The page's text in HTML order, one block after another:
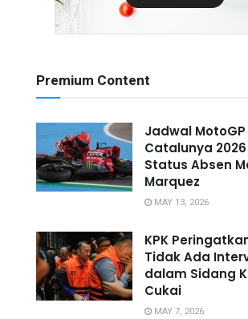
Premium Content
Jadwal MotoGP
Catalunya
Status Absen
Marquez
MAY 13, 2026
KPK
Tidak Ada
dalam Sidang
Cukai
MAY 7, 2026